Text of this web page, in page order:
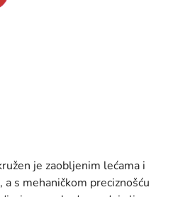
je zaobljenim lećama i
s mehaničkom preciznošću